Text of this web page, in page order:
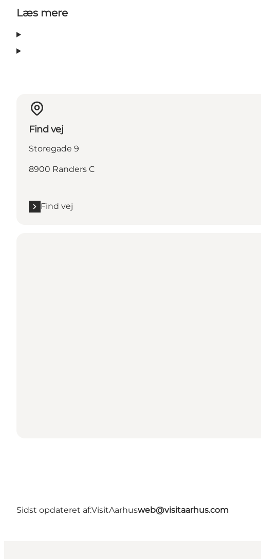
Læs mere
Find vej
Storegade 9
8900 Randers C
Find vej
Sidst opdateret af:VisitAarhusweb@visitaarhus.com